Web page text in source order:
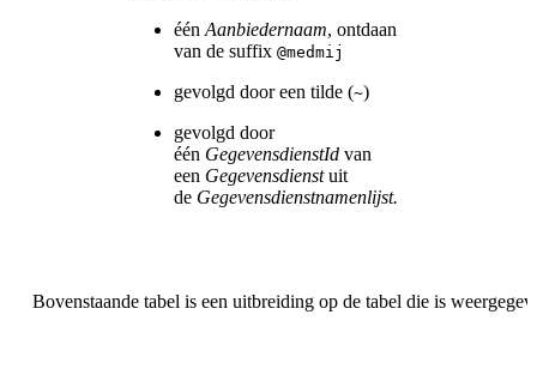
één Aanbiedernaam, ontdaan
van de suffix @medmij
gevolgd door een tilde (~)
gevolgd door
één GegevensdienstId van
een Gegevensdienstuit
de Gegevensdienstnamenlijst.
Bovenstaande tabel is een uitbreiding op de tabel die is